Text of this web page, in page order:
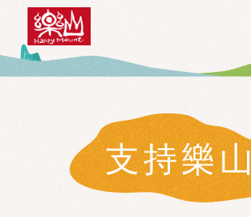
移至主內容
支持樂山